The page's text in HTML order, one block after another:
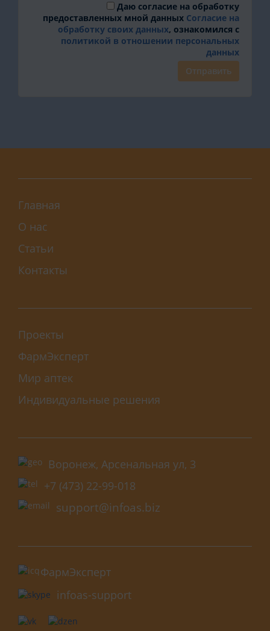
Даю согласие на обработку
предоставленных мной данных Согласие на
обработку своих данных, ознакомился с
политикой в отношении персональных
данных
Отправить
Главная
О нас
Статьи
Контакты
Проекты
ФармЭксперт
Мир аптек
Индивидуальные решения
Воронеж, Арсенальная ул, 3
+7 (473) 22-99-018
support@infoas.biz
ФармЭксперт
infoas-support